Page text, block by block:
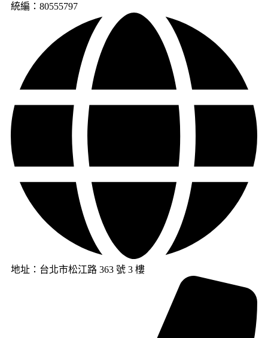
統編：80555797
地址：台北市松江路 363 號 3 樓